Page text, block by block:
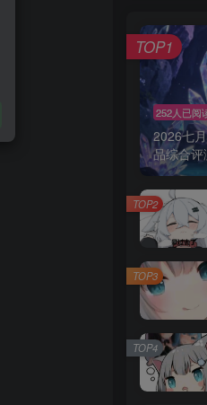
252人已阅
2026七
品综合评
TOP1
TOP2
TOP3
TOP4